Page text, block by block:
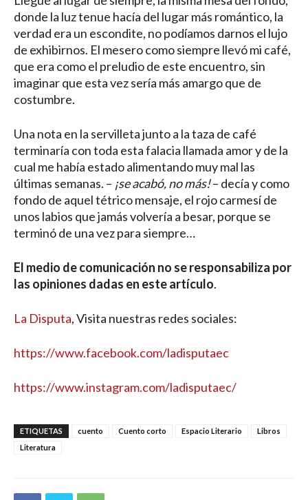
donde la luz tenue hacía del lugar más romántico, la
verdad era un escondite, no podíamos darnos el lujo
de exhibirnos. El mesero como siempre llevó mi café,
que era como el preludio de este encuentro, sin
imaginar que esta vez sería más amargo que de
costumbre.
Una nota en la servilleta junto a la taza de café
terminaría con toda esta falacia llamada amor y de la
cual me había estado alimentando muy mal las
últimas semanas. – ¡se acabó, no más!– decía y como
fondo de aquel tétrico mensaje, el rojo carmesí de
unos labios que jamás volvería a besar, porque se
terminó de una vez para siempre…
El medio de comunicación no se responsabiliza por
las opiniones dadas en este artículo.
La Disputa, Visita nuestras redes sociales:
https://www.facebook.com/ladisputaec
https://www.instagram.com/ladisputaec/
ETIQUETAS cuento Cuento corto Espacio Literario
Libros
Literatura